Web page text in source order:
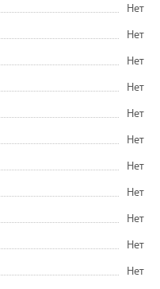
Нет
Нет
Нет
Нет
Нет
Нет
Нет
Нет
Нет
Нет
Нет